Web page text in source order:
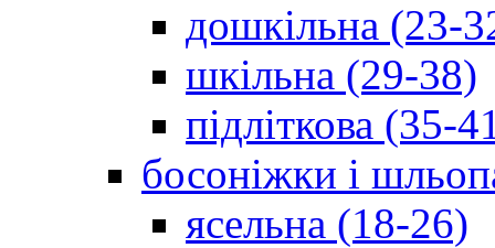
дошкільна (23-
шкільна (29-38)
підліткова (35-
босоніжки і
ясельна (18-26)